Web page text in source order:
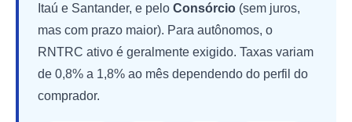
Itaú e Santander, e pelo Consórcio (sem juros,
mas com prazo maior). Para autônomos, o
RNTRC ativo é geralmente exigido. Taxas variam
de 0,8% a 1,8% ao mês dependendo do perfil do
comprador.